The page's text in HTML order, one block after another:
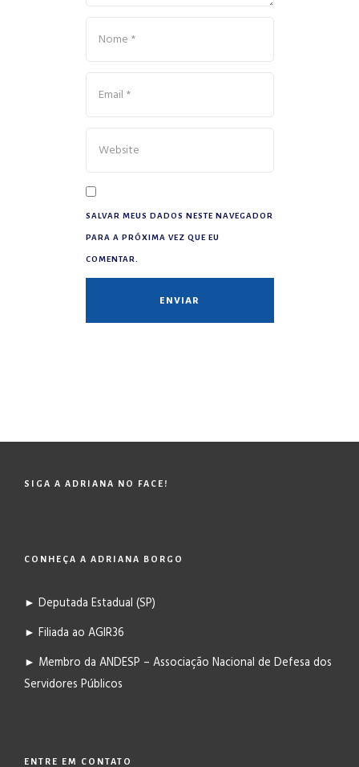
SALVAR MEUS DADOS NESTE NAVEGADOR
PARA A PRÓXIMA VEZ QUE EU
COMENTAR.
SIGA A ADRIANA NO FACE!
CONHEÇA A ADRIANA BORGO
► Deputada Estadual (SP)
► Filiada ao AGIR36
► Membro da ANDESP – Associação Nacional de Defesa dos
Servidores Públicos
ENTRE EM CONTATO